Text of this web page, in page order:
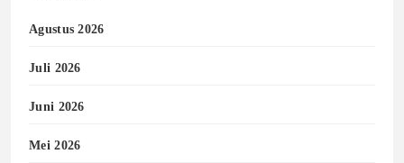
Agustus 2026
Juli 2026
Juni 2026
Mei 2026